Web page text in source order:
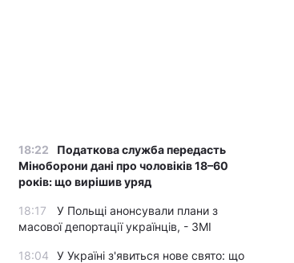
18:22
Податкова служба передасть
Міноборони дані про чоловіків 18–60
років: що вирішив уряд
18:17
У Польщі анонсували плани з
масової депортації українців, - ЗМІ
18:04
У Україні з'явиться нове свято: що